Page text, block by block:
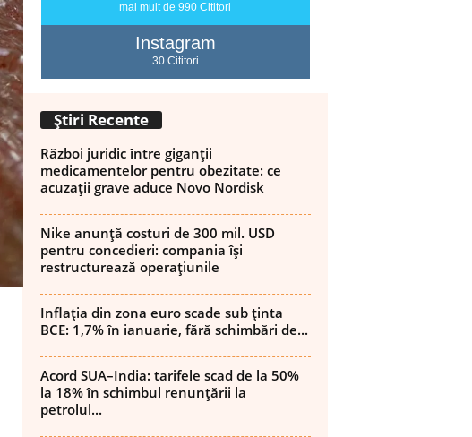
mai mult de 990 Cititori
Instagram
30 Cititori
Știri Recente
Război juridic între giganții
medicamentelor pentru obezitate: ce
acuzații grave aduce Novo Nordisk
Nike anunță costuri de 300 mil. USD
pentru concedieri: compania își
restructurează operațiunile
Inflația din zona euro scade sub ținta
BCE: 1,7% în ianuarie, fără schimbări de...
Acord SUA–India: tarifele scad de la 50%
la 18% în schimbul renunțării la
petrolul...